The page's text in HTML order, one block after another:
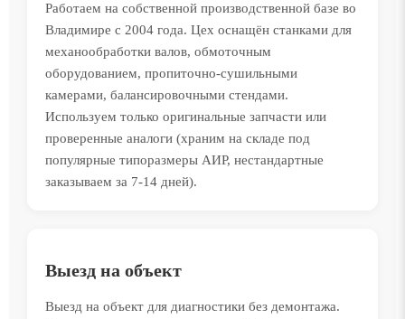
Работаем на собственной производственной базе во
Владимире с 2004 года. Цех оснащён станками для
механообработки валов, обмоточным
оборудованием, пропиточно-сушильными
камерами, балансировочными стендами.
Используем только оригинальные запчасти или
проверенные аналоги (храним на складе под
популярные типоразмеры АИР, нестандартные
заказываем за 7-14 дней).
Выезд на объект
Выезд на объект для диагностики без демонтажа.